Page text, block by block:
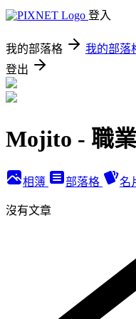
登入
我的部落格 我的部落
登出
Mojito - 職
相簿 部落格 名
沒有文章